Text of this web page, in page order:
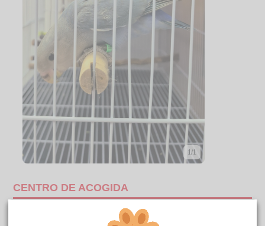
1/1
CENTRO DE ACOGIDA